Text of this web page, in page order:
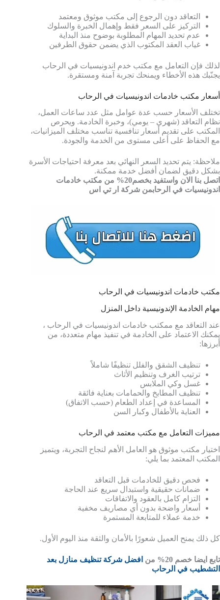
التعاقد دون الرجوع إلى مكتب موثوق ومعتمد
التركيز على السعر فقط وإهمال الخبرة والسلوك
عدم تحديد المهام المطلوبة بوضوح منذ البداية
غياب العقد المكتوب الذي يضمن حقوق الطرفين
لذلك فإن التعامل مع مكتب خدم اندونيسيات في الرحاب
يجنّبك هذه الأخطاء ويمنحك تجربة آمنة ومستقرة.
أسعار مكتب خادمات اندونيسيات في الرحاب
تختلف الأسعار حسب عدة عوامل مثل عدد ساعات العمل،
نظام التعاقد (شهري – يومي)، وخبرة الخادمة. ويحرص
المكتب على تقديم أسعار تنافسية تناسب مختلف الميزانيات،
مع الحفاظ على أعلى مستوى من الخدمة والجودة.
ملاحظة: يتم تحديد السعر النهائي بعد معرفة احتياجات الأسرة
بشكل دقيق لضمان أفضل خدمة ممكنة.
اتصل بنا الان واستفيد بخصم20% من مكتب خادمات
اندونيسيات في الرحابمن شركة ار تي اس
مكتب خادمات اندونيسيات في الرحاب
مهام الخادمة الإندونيسية داخل المنزل
عند التعاقد مع ممكتب خادمات اندونيسيات في الرحاب ،
يمكنك الاعتماد على الخادمة في تنفيذ مهام متعددة، من
أبرزها:
تنظيف الشقق والفلل تنظيفًا شاملاً
ترتيب الغرف وتنظيم الأثاث
غسل وكي الملابس
تنظيف المطابخ والحمامات بعناية فائقة
المساعدة في إعداد الطعام (حسب الاتفاق)
العناية بالأطفال وكبار السن
مميزات التعامل مع مكتب معتمد في الرحاب
اختيار مكتب موثوق هو العامل الأهم لنجاح التجربة، ويتميز
المكتب المعتمد بما يلي:
فحص دقيق للخادمات قبل التعاقد
ضمانات حقيقية واستبدال سريع عند الحاجة
التزام كامل بالعقود والاتفاقات
أسعار واضحة بدون أي مصاريف مخفية
خدمة عملاء للمتابعة المستمرة
كل ذلك يمنح العميل شعورًا بالأمان والثقة منذ اليوم الأول.
تابع ايضا خصم 20% من
افضل شركة تنظيف منازل بعد
التشطيب في الرحاب